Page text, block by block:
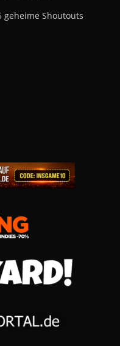
geheime Shoutouts